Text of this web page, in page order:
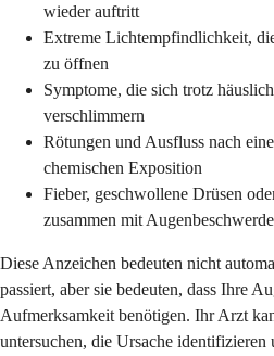
wieder auftritt
Extreme Lichtempfindlichkeit,
zu öffnen
Symptome, die sich trotz
verschlimmern
Rötungen und Ausfluss nach
chemischen Exposition
Fieber, geschwollene Drüsen
zusammen mit
Diese Anzeichen bedeuten nicht
passiert, aber sie bedeuten, dass Ihre
Aufmerksamkeit benötigen. Ihr Arzt
untersuchen, die Ursache